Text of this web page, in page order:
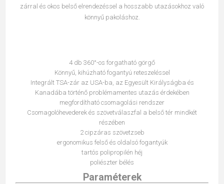
zárral és okos belső elrendezéssel a hosszabb utazásokhoz való
könnyű pakoláshoz.
4 db 360°-os forgatható görgő
Könnyű, kihúzható fogantyú reteszeléssel
Integrált TSA-zár az USA-ba, az Egyesült Királyságba és
Kanadába történő problémamentes utazás érdekében
megfordítható csomagolási rendszer
Csomagolóhevederek és szövetválaszfal a belső tér mindkét
részében
2 cipzáras szövetzseb
ergonomikus felső és oldalsó fogantyúk
tartós polipropilén héj
poliészter bélés
Paraméterek